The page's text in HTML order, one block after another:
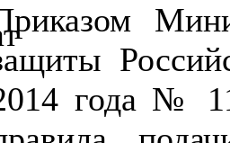
года №